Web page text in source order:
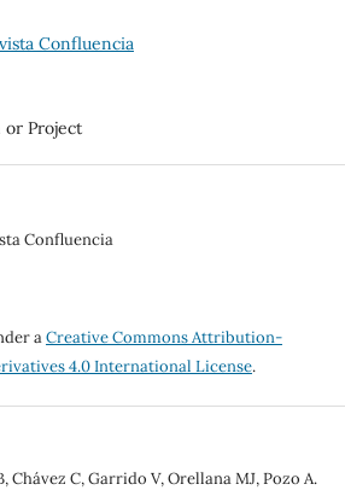
Confluencia
Project
Confluencia
aCreative Commons Attribution-
4.0 International License.
Chávez C, Garrido V, Orellana MJ, Pozo A.